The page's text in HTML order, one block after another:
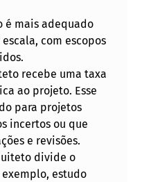
é mais adequado
com escopos
recebe uma taxa
ao projeto. Esse
para projetos
incertos ou que
e revisões.
divide o
estudo